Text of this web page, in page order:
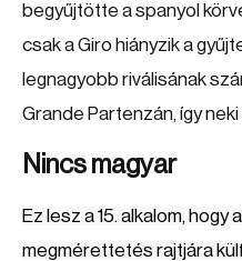
begyűjtötte a spanyol
csak a Giro hiányzik a
legnagyobb riválisának
Grande Partenzán, így neki
Nincs magyar
Ez lesz a 15. alkalom,
megmérettetés rajtjára